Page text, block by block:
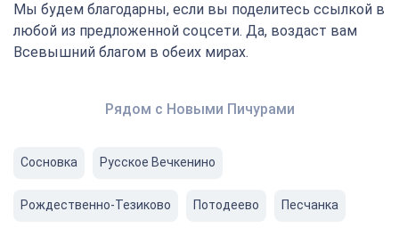
Мы будем благодарны, если вы поделитесь ссылкой в
любой из предложенной соцсети. Да, воздаст вам
Всевышний благом в обеих мирах.
Рядом с Новыми Пичурами
Сосновка Русское Вечкенино
Рождественно-Тезиково Потодеево Песчанка